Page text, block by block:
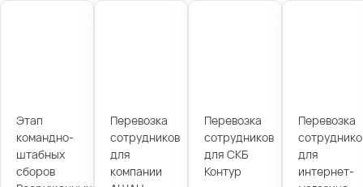
Этап
командно-
штабных
сборов
Перевозка
сотрудников
для
компании
Перевозка
сотрудников
для СКБ
Контур
Перевозка
для
интернет-